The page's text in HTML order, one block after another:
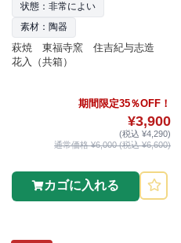
状態：非常によい
素材：陶器
萩焼 東福寺窯 住吉紀与志造
花入（共箱）
期間限定35％OFF！
¥3,900
(税込 ¥4,290)
通常価格 ¥6,000 (税込 ¥6,600)
カゴに入れる